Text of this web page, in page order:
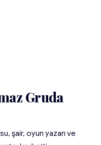
Gruda
şair, oyun yazarı ve